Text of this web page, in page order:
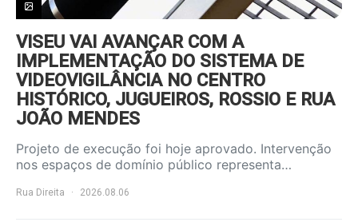
VISEU VAI AVANÇAR COM A
IMPLEMENTAÇÃO DO SISTEMA DE
VIDEOVIGILÂNCIA NO CENTRO
HISTÓRICO, JUGUEIROS, ROSSIO E RUA
JOÃO MENDES
Projeto de execução foi hoje aprovado. Intervenção
nos espaços de domínio público representa…
Rua Direita 2026.08.06